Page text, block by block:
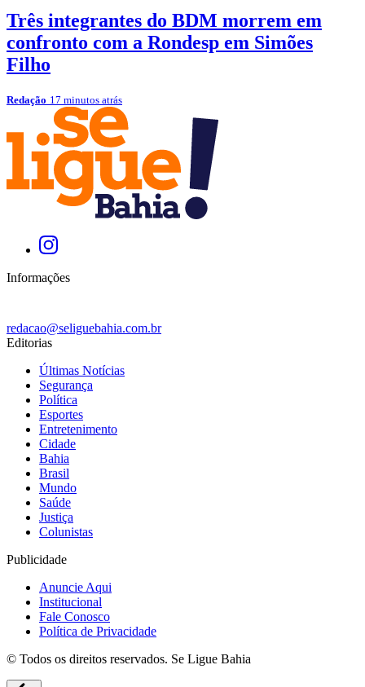
Três integrantes do BDM morrem em
confronto com a Rondesp em Simões
Filho
Redação 17 minutos atrás
Informações
redacao@seliguebahia.com.br
Editorias
Últimas Notícias
Segurança
Política
Esportes
Entretenimento
Cidade
Bahia
Brasil
Mundo
Saúde
Justiça
Colunistas
Publicidade
Anuncie Aqui
Institucional
Fale Conosco
Política de Privacidade
© Todos os direitos reservados. Se Ligue Bahia